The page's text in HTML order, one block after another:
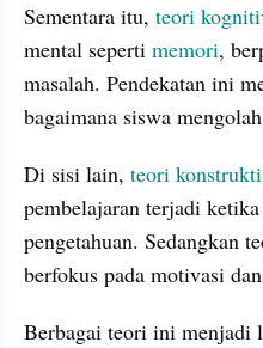
Sementara itu, teori
mental seperti memori,
masalah. Pendekatan ini
bagaimana siswa
Di sisi lain, teori
pembelajaran terjadi
pengetahuan. Sedangkan
berfokus pada motivasi
Berbagai teori ini menjadi